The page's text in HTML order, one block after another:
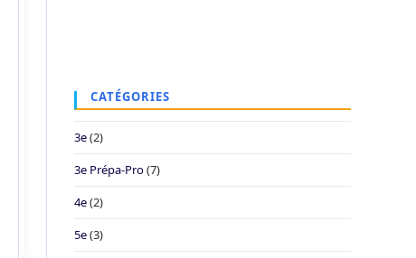
CATÉGORIES
3e(2)
3e Prépa-Pro(7)
4e(2)
5e(3)